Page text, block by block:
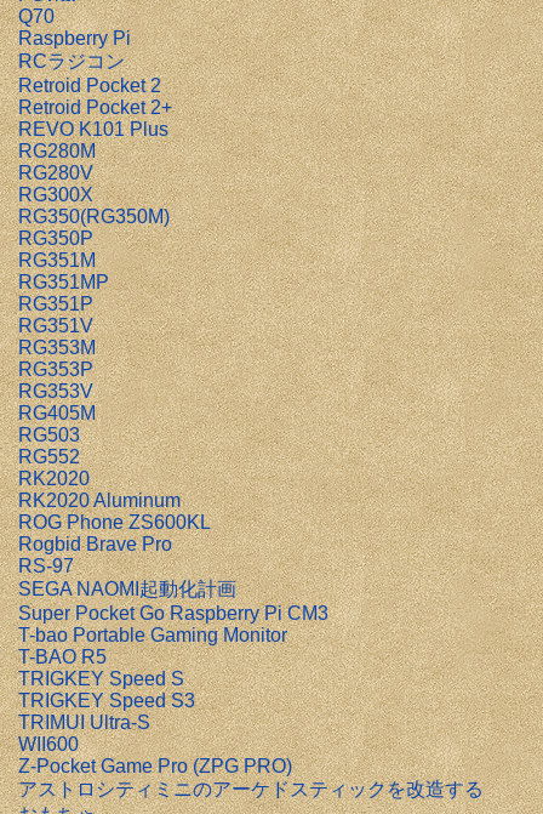
Q70
Raspberry Pi
RCラジコン
Retroid Pocket 2
Retroid Pocket 2+
REVO K101 Plus
RG280M
RG280V
RG300X
RG350(RG350M)
RG350P
RG351M
RG351MP
RG351P
RG351V
RG353M
RG353P
RG353V
RG405M
RG503
RG552
RK2020
RK2020 Aluminum
ROG Phone ZS600KL
Rogbid Brave Pro
RS-97
SEGA NAOMI起動化計画
Super Pocket Go Raspberry Pi CM3
T-bao Portable Gaming Monitor
T-BAO R5
TRIGKEY Speed S
TRIGKEY Speed S3
TRIMUI Ultra-S
WII600
Z-Pocket Game Pro (ZPG PRO)
アストロシティミニのアーケドスティックを改造する